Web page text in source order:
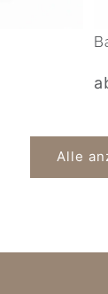
Alle